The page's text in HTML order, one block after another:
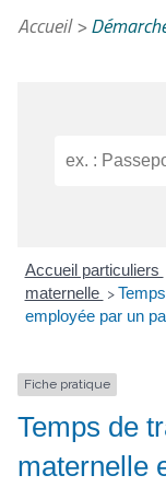
Accueil>
Accueil particuliers
maternelle >
employée par un
Fiche pratique
Temps de
maternelle